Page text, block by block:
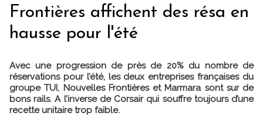
Frontières affichent des résa en
hausse pour l'été
Avec une progression de près de 20% du nombre de
réservations pour l’été, les deux entreprises françaises du
groupe TUI, Nouvelles Frontières et Marmara sont sur de
bons rails. A l’inverse de Corsair qui souffre toujours d’une
recette unitaire trop faible.